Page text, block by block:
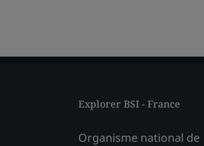
Explorer BSI - France
Organisme national de